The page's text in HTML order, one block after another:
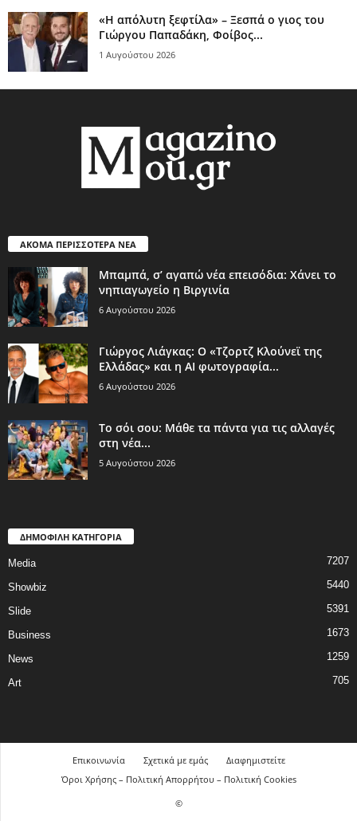
«Η απόλυτη ξεφτίλα» – Ξεσπά ο γιος του
Γιώργου Παπαδάκη, Φοίβος...
1 Αυγούστου 2026
ΑΚΟΜΑ ΠΕΡΙΣΣΟΤΕΡΑ ΝΕΑ
Μπαμπά, σ’ αγαπώ νέα επεισόδια: Χάνει το
νηπιαγωγείο η Βιργινία
6 Αυγούστου 2026
Γιώργος Λιάγκας: Ο «Τζορτζ Κλούνεϊ της
Ελλάδας» και η AI φωτογραφία...
6 Αυγούστου 2026
Το σόι σου: Μάθε τα πάντα για τις αλλαγές
στη νέα...
5 Αυγούστου 2026
ΔΗΜΟΦΙΛΗ ΚΑΤΗΓΟΡΙΑ
Media 7207
Showbiz 5440
Slide 5391
Business 1673
News 1259
Art 705
Επικοινωνία Σχετικά με εμάς
Διαφημιστείτε
Όροι Χρήσης – Πολιτική Απορρήτου – Πολιτική Cookies
©